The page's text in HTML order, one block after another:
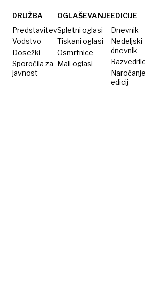
DRUŽBA
Predstavitev
Vodstvo
Dosežki
Sporočila za
javnost
OGLAŠEVANJE
Spletni oglasi
Tiskani oglasi
Osmrtnice
Mali oglasi
EDICIJE
Dnevnik
Nedeljski
dnevnik
Naročanje
edicij